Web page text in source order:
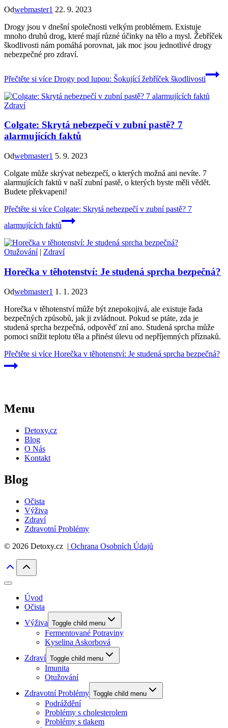
Odwebmaster1 22. 9. 2023
Drogy jsou v dnešní společnosti velkým problémem. Existuje
mnoho druhů drog, které mají různé účinky na tělo a mysl. Žebříček
škodlivosti nám pomáhá porovnat, jak moc jsou jednotlivé drogy
nebezpečné pro zdraví.
Přečtěte si více Drogy pod lupou: Šokující žebříček škodlivosti
Zdraví
Colgate: Skrytá nebezpečí v zubní pastě? 7
alarmujících faktů
Odwebmaster1 5. 9. 2023
Colgate může skrývat nebezpečí, o kterých možná ani nevíte. 7
alarmujících faktů v naší zubní pastě, o kterých byste měli vědět.
Budete překvapeni!
Přečtěte si více Colgate: Skrytá nebezpečí v zubní pastě? 7
alarmujících faktů
Otužování| Zdraví
Horečka v těhotenství: Je studená sprcha bezpečná?
Odwebmaster1 1. 1. 2023
Horečka v těhotenství může být znepokojivá, ale existuje řada
bezpečných způsobů, jak ji zvládnout. Pokud se ptáte, zda je
studená sprcha bezpečná, odpověď zní ano. Studená sprcha může
pomoci snížit teplotu těla a přinést úlevu od nepříjemných příznaků.
Přečtěte si více Horečka v těhotenství: Je studená sprcha bezpečná?
Menu
Detoxy.cz
Blog
O Nás
Kontakt
Blog
Očista
Výživa
Zdraví
Zdravotní Problémy
© 2026 Detoxy.cz | Ochrana Osobních Údajů
Úvod
Očista
Výživa Toggle child menu
Fermentované Potraviny
Kyselina Askorbová
Zdraví Toggle child menu
Imunita
Otužování
Zdravotní Problémy Toggle child menu
Podráždění
Problémy s cholesterolem
Problémy s tlakem